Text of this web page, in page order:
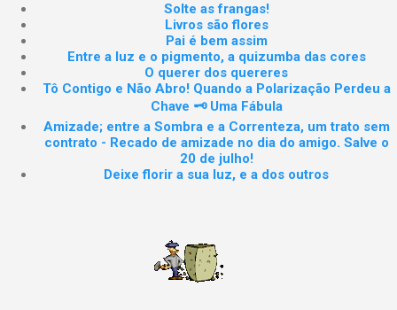
Solte as frangas!
Livros são flores
Pai é bem assim
Entre a luz e o pigmento, a quizumba das cores
O querer dos quereres
Tô Contigo e Não Abro! Quando a Polarização Perdeu a
Chave 🗝️ Uma Fábula
Amizade; entre a Sombra e a Correnteza, um trato sem
contrato - Recado de amizade no dia do amigo. Salve o
20 de julho!
Deixe florir a sua luz, e a dos outros